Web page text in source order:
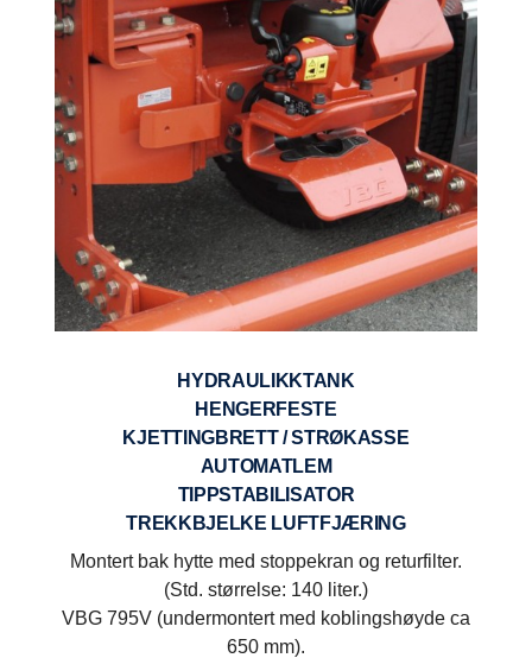
HYDRAULIKKTANK
HENGERFESTE
KJETTINGBRETT / STRØKASSE
AUTOMATLEM
TIPPSTABILISATOR
TREKKBJELKE LUFTFJÆRING
Montert bak hytte med stoppekran og returfilter.
(Std. størrelse: 140 liter.)
VBG 795V (undermontert med koblingshøyde ca
650 mm).